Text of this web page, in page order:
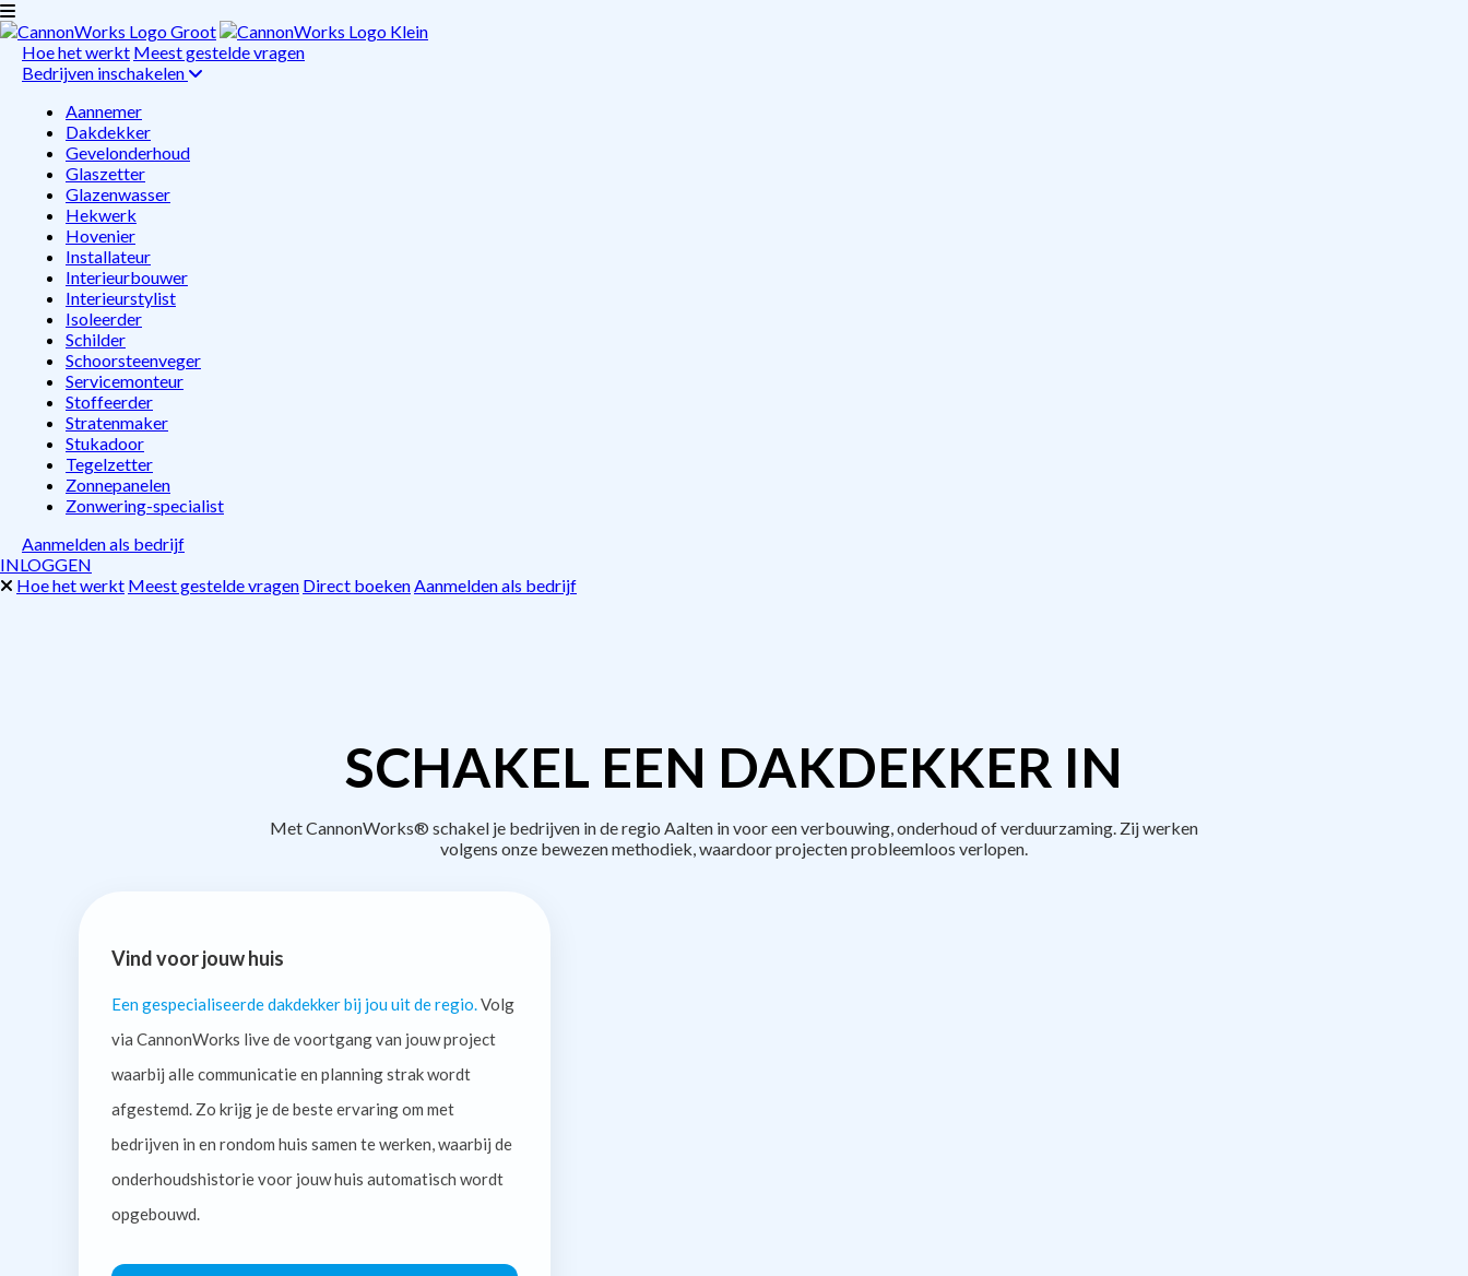
Hoe het werkt Meest gestelde vragen
Bedrijven inschakelen
Aannemer
Dakdekker
Gevelonderhoud
Glaszetter
Glazenwasser
Hekwerk
Hovenier
Installateur
Interieurbouwer
Interieurstylist
Isoleerder
Schilder
Schoorsteenveger
Servicemonteur
Stoffeerder
Stratenmaker
Stukadoor
Tegelzetter
Zonnepanelen
Zonwering-specialist
Aanmelden als bedrijf
INLOGGEN
Hoe het werkt Meest gestelde vragen Direct boekenAanmelden als bedrijf
SCHAKEL EEN DAKDEKKER IN
Met CannonWorks® schakel je bedrijven in de regio Aalten in voor een verbouwing, onderhoud of verduurzaming. Zij werken
volgens onze bewezen methodiek, waardoor projecten probleemloos verlopen.
Vind voor jouw huis
Een gespecialiseerde dakdekker bij jou uit de regio. Volg
via CannonWorks live de voortgang van jouw project
waarbij alle communicatie en planning strak wordt
afgestemd. Zo krijg je de beste ervaring om met
bedrijven in en rondom huis samen te werken, waarbij de
onderhoudshistorie voor jouw huis automatisch wordt
opgebouwd.